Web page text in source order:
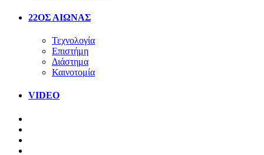
22ΟΣ ΑΙΩΝΑΣ
Τεχνολογία
Επιστήμη
Διάστημα
Καινοτομία
VIDEO